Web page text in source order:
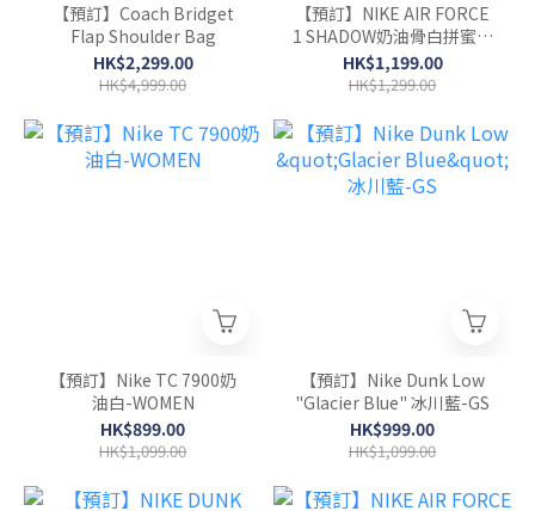
【預訂】Coach Bridget
Flap Shoulder Bag
HK$2,299.00
HK$4,999.00
【預訂】NIKE AIR FORCE
1 SHADOW奶油骨白拼蜜桃
粉-WOMEN
HK$1,199.00
HK$1,299.00
【預訂】Nike TC 7900奶
油白-WOMEN
HK$899.00
HK$1,099.00
【預訂】Nike Dunk Low
"Glacier Blue" 冰川藍-GS
HK$999.00
HK$1,099.00